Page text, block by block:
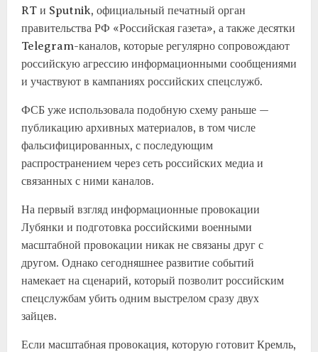
RT и Sputnik, официальный печатный орган
правительства РФ «Российская газета», а также десятки
Telegram-каналов, которые регулярно сопровождают
российскую агрессию информационными сообщениями
и участвуют в кампаниях российских спецслужб.
ФСБ уже использовала подобную схему раньше —
публикацию архивных материалов, в том числе
фальсифицированных, с последующим
распространением через сеть российских медиа и
связанных с ними каналов.
На первый взгляд информационные провокации
Лубянки и подготовка российскими военными
масштабной провокации никак не связаны друг с
другом. Однако сегодняшнее развитие событий
намекает на сценарий, который позволит российским
спецслужбам убить одним выстрелом сразу двух
зайцев.
Если масштабная провокация, которую готовит Кремль,